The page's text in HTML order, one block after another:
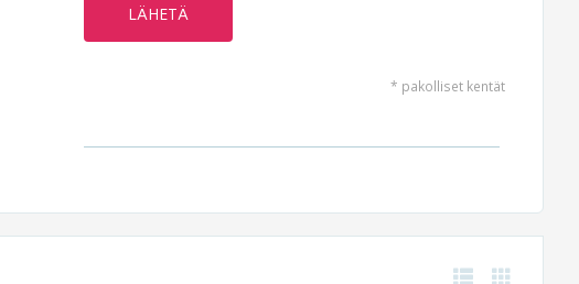
* pakolliset kentät